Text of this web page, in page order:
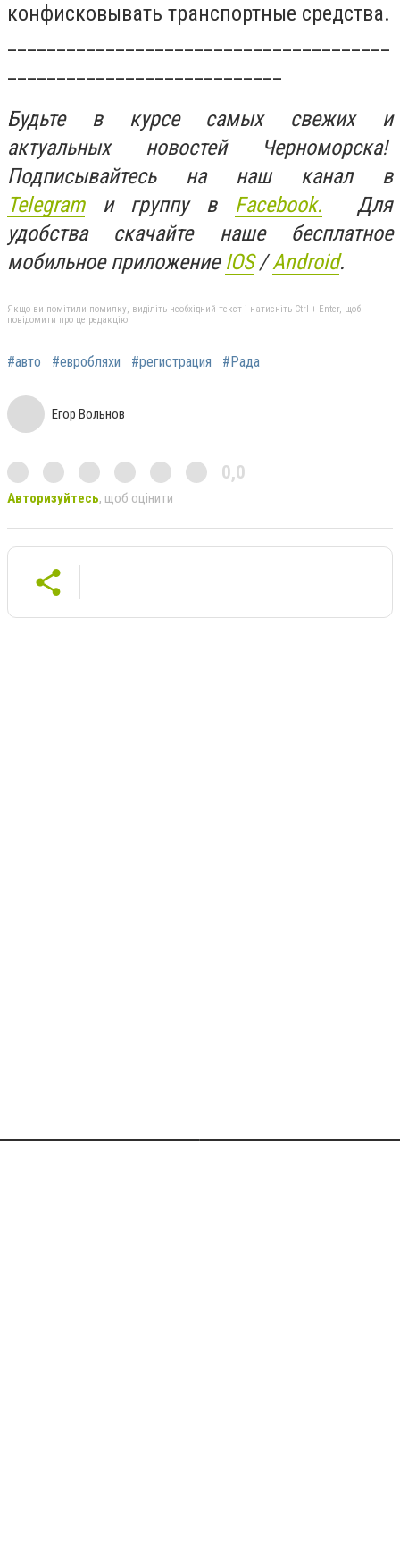
конфисковывать транспортные средства.
Будьте в курсе самых свежих и
актуальных новостей Черноморска!
Подписывайтесь на наш канал в
Telegramи группу в Facebook. Для
удобства скачайте наше бесплатное
мобильное приложение IOS/Android.
Якщо ви помітили помилку, виділіть необхідний текст і натисніть Ctrl + Enter, щоб
повідомити про це редакцію
#авто #евробляхи #регистрация #Рада
Егор Вольнов
0,0
Авторизуйтесь, щоб оцінити